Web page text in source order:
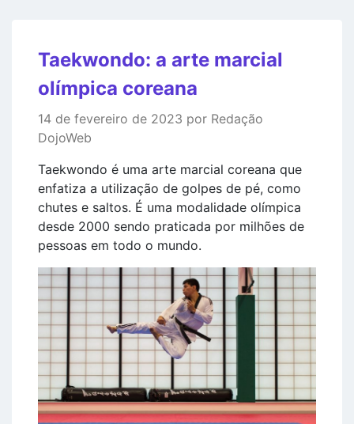
Taekwondo: a arte marcial
olímpica coreana
14 de fevereiro de 2023 por Redação
DojoWeb
Taekwondo é uma arte marcial coreana que
enfatiza a utilização de golpes de pé, como
chutes e saltos. É uma modalidade olímpica
desde 2000 sendo praticada por milhões de
pessoas em todo o mundo.